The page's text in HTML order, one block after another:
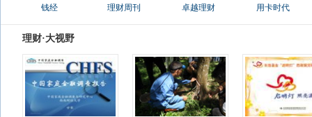
钱经 理财周刊 卓越理财 用卡时代
理财·大视野